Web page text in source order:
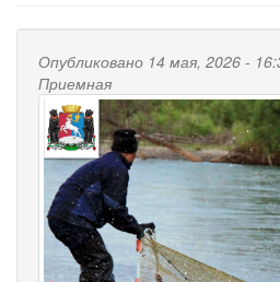
Опубликовано 14 мая, 2026 -
Приемная